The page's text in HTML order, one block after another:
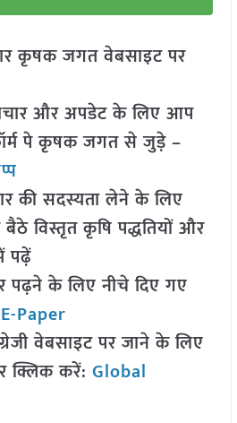
कृषक जगत वेबसाइट पर
और अपडेट के लिए आप
पे कृषक जगत से जुड़े –
की सदस्यता लेने के लिए
विस्तृत कृषि पद्धतियों और
पढ़ें
के लिए नीचे दिए गए
E-Paper
वेबसाइट पर जाने के लिए
क्लिक करें: Global